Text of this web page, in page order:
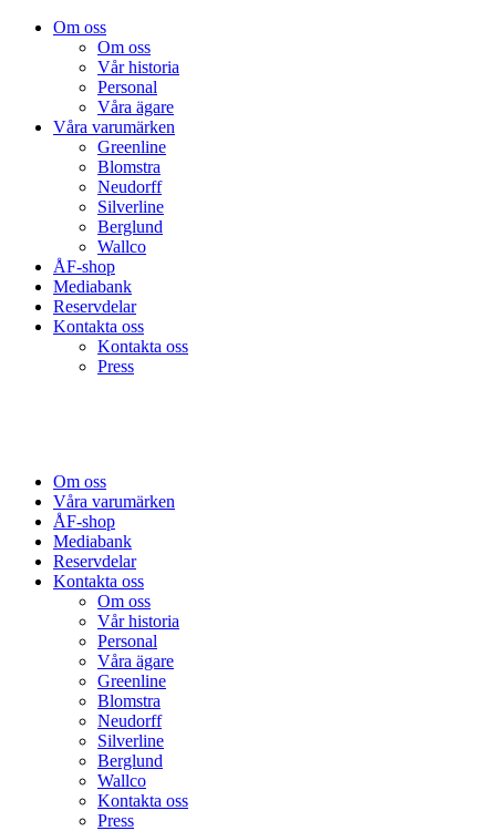
Om oss
Om oss
Vår historia
Personal
Våra ägare
Våra varumärken
Greenline
Blomstra
Neudorff
Silverline
Berglund
Wallco
ÅF-shop
Mediabank
Reservdelar
Kontakta oss
Kontakta oss
Press
Om oss
Våra varumärken
ÅF-shop
Mediabank
Reservdelar
Kontakta oss
Om oss
Vår historia
Personal
Våra ägare
Greenline
Blomstra
Neudorff
Silverline
Berglund
Wallco
Kontakta oss
Press